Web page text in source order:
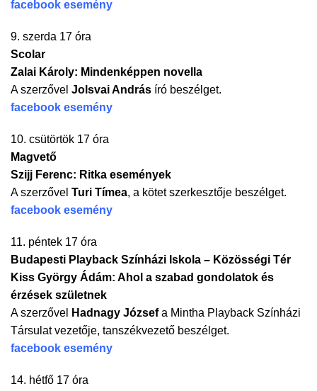
facebook esemény
9. szerda 17 óra
Scolar
Zalai Károly: Mindenképpen novella
A szerzővel Jolsvai András író beszélget.
facebook esemény
10. csütörtök 17 óra
Magvető
Szijj Ferenc: Ritka események
A szerzővel Turi Tímea, a kötet szerkesztője beszélget.
facebook esemény
11. péntek 17 óra
Budapesti Playback Színházi Iskola – Közösségi Tér
Kiss György Ádám: Ahol a szabad gondolatok és
érzések születnek
A szerzővel
Hadnagy Józsefa Mintha Playback Színházi
Társulat vezetője, tanszékvezető beszélget.
facebook esemény
14. hétfő 17 óra